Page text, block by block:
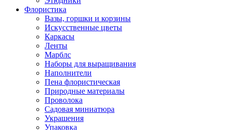
Флористика
Вазы, горшки и корзины
Искусственные цветы
Каркасы
Ленты
Марблс
Наборы для выращивания
Наполнители
Пена флористическая
Природные материалы
Проволока
Садовая миниатюра
Украшения
Упаковка